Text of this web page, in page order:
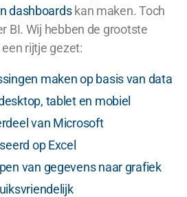
dashboardskan maken. Toch
BI. Wij hebben de grootste
rijtje gezet:
maken op basis van data
tablet en mobiel
van Microsoft
op Excel
van gegevens naar grafiek